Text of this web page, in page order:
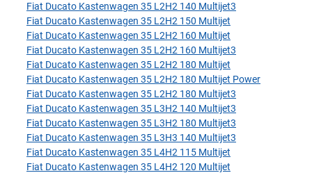
Fiat Ducato Kastenwagen 35 L2H2 140 Multijet3
Fiat Ducato Kastenwagen 35 L2H2 150 Multijet
Fiat Ducato Kastenwagen 35 L2H2 160 Multijet
Fiat Ducato Kastenwagen 35 L2H2 160 Multijet3
Fiat Ducato Kastenwagen 35 L2H2 180 Multijet
Fiat Ducato Kastenwagen 35 L2H2 180 Multijet Power
Fiat Ducato Kastenwagen 35 L2H2 180 Multijet3
Fiat Ducato Kastenwagen 35 L3H2 140 Multijet3
Fiat Ducato Kastenwagen 35 L3H2 180 Multijet3
Fiat Ducato Kastenwagen 35 L3H3 140 Multijet3
Fiat Ducato Kastenwagen 35 L4H2 115 Multijet
Fiat Ducato Kastenwagen 35 L4H2 120 Multijet